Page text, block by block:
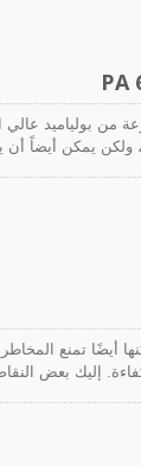
يمكن أيضاً أن
الرطوبة. في
الأصلية للحفاظ
أيضًا تمنع
إليك بعض